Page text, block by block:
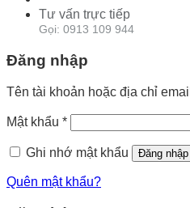
Tư vấn trực tiếp
Gọi: 0913 109 944
Đăng nhập
Tên tài khoản hoặc địa chỉ email
Mật khẩu *
Ghi nhớ mật khẩu Đăng nhập
Quên mật khẩu?